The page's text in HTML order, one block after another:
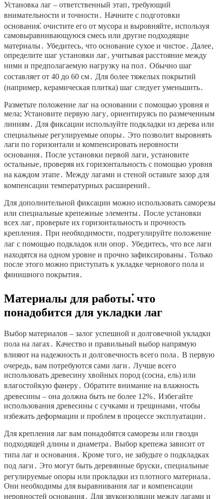
Установка лаг – ответственный этап‚ требующий
внимательности и точности․ Начните с подготовки
основания⁚ очистите его от мусора и выровняйте‚ используя
самовыравнивающуюся смесь или другие подходящие
материалы․ Убедитесь‚ что основание сухое и чистое․ Далее‚
определите шаг установки лаг‚ учитывая расстояние между
ними и предполагаемую нагрузку на пол․ Обычно шаг
составляет от 40 до 60 см․ Для более тяжелых покрытий
(например‚ керамическая плитка) шаг следует уменьшить․
Разметьте положение лаг на основании с помощью уровня и
мела; Установите первую лагу‚ ориентируясь по размеченным
линиям․ Для фиксации используйте подкладки из дерева или
специальные регулируемые опоры․ Это позволит выровнять
лаги по горизонтали и компенсировать неровности
основания․ После установки первой лаги‚ установите
остальные‚ проверяя их горизонтальность с помощью уровня
на каждом этапе․ Между лагами и стеной оставьте зазор для
компенсации температурных расширений․
Для дополнительной фиксации можно использовать саморезы
или специальные крепежные элементы․ После установки
всех лаг‚ проверьте их горизонтальность и прочность
крепления․ При необходимости‚ подрегулируйте положение
лаг с помощью подкладок или опор․ Убедитесь‚ что все лаги
находятся на одном уровне и прочно зафиксированы․ Только
после этого можно приступать к укладке чернового пола и
финишного покрытия․
Материалы для работы⁚ что
понадобится для укладки лаг
Выбор материалов – залог успешной и долговечной укладки
пола на лагах․ Качество и правильный выбор напрямую
влияют на надежность и долговечность всего пола․ В первую
очередь‚ вам потребуются сами лаги․ Лучше всего
использовать древесину хвойных пород (сосна‚ ель) или
влагостойкую фанеру․ Обратите внимание на влажность
древесины – она должна быть не более 12%․ Избегайте
использования древесины с сучками и трещинами‚ чтобы
избежать деформации и проблем в процессе эксплуатации․
Для крепления лаг вам понадобятся саморезы или гвозди
подходящей длины и диаметра․ Выбор крепежа зависит от
типа лаг и основания․ Кроме того‚ не забудьте о подкладках
под лаги․ Это могут быть деревянные бруски‚ специальные
регулируемые опоры или прокладки из плотного материала․
Они необходимы для выравнивания лаг и компенсации
неровностей основания․ Для звукоизоляции между лагами и